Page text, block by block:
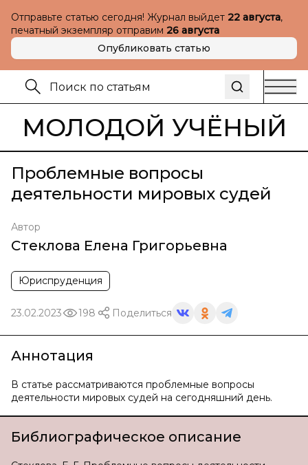
Отправьте статью сегодня! Журнал выйдет 22 августа,
печатный экземпляр отправим 26 августа
Опубликовать статью
МОЛОДОЙ УЧЁНЫЙ
Проблемные вопросы
деятельности мировых судей
Автор
Стеклова Елена Григорьевна
Юриспруденция
23.02.2023 198 Поделиться
Аннотация
В статье рассматриваются проблемные вопросы
деятельности мировых судей на сегодняшний день.
Библиографическое описание